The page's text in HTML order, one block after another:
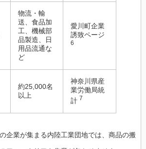
物流・輸
送、食品加
工、機械部
品製造、日
用品流通な
ど
愛川町企業
誘致ページ
6
約25,000名
以上
神奈川県産
業労働局統
計 7
企業が集まる内陸工業団地では、商品の搬